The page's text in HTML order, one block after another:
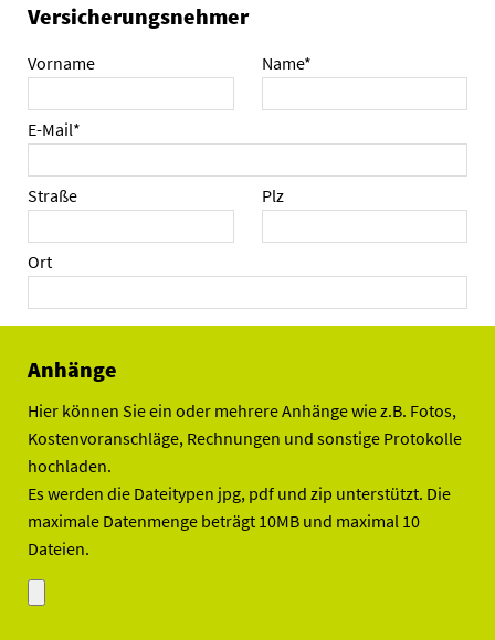
Versicherungsnehmer
Vorname Name*
E-Mail*
Straße Plz
Ort
Anhänge
Hier können Sie ein oder mehrere Anhänge wie z.B. Fotos,
Kostenvoranschläge, Rechnungen und sonstige Protokolle
hochladen.
Es werden die Dateitypen jpg, pdf und zip unterstützt. Die
maximale Datenmenge beträgt 10MB und maximal 10
Dateien.